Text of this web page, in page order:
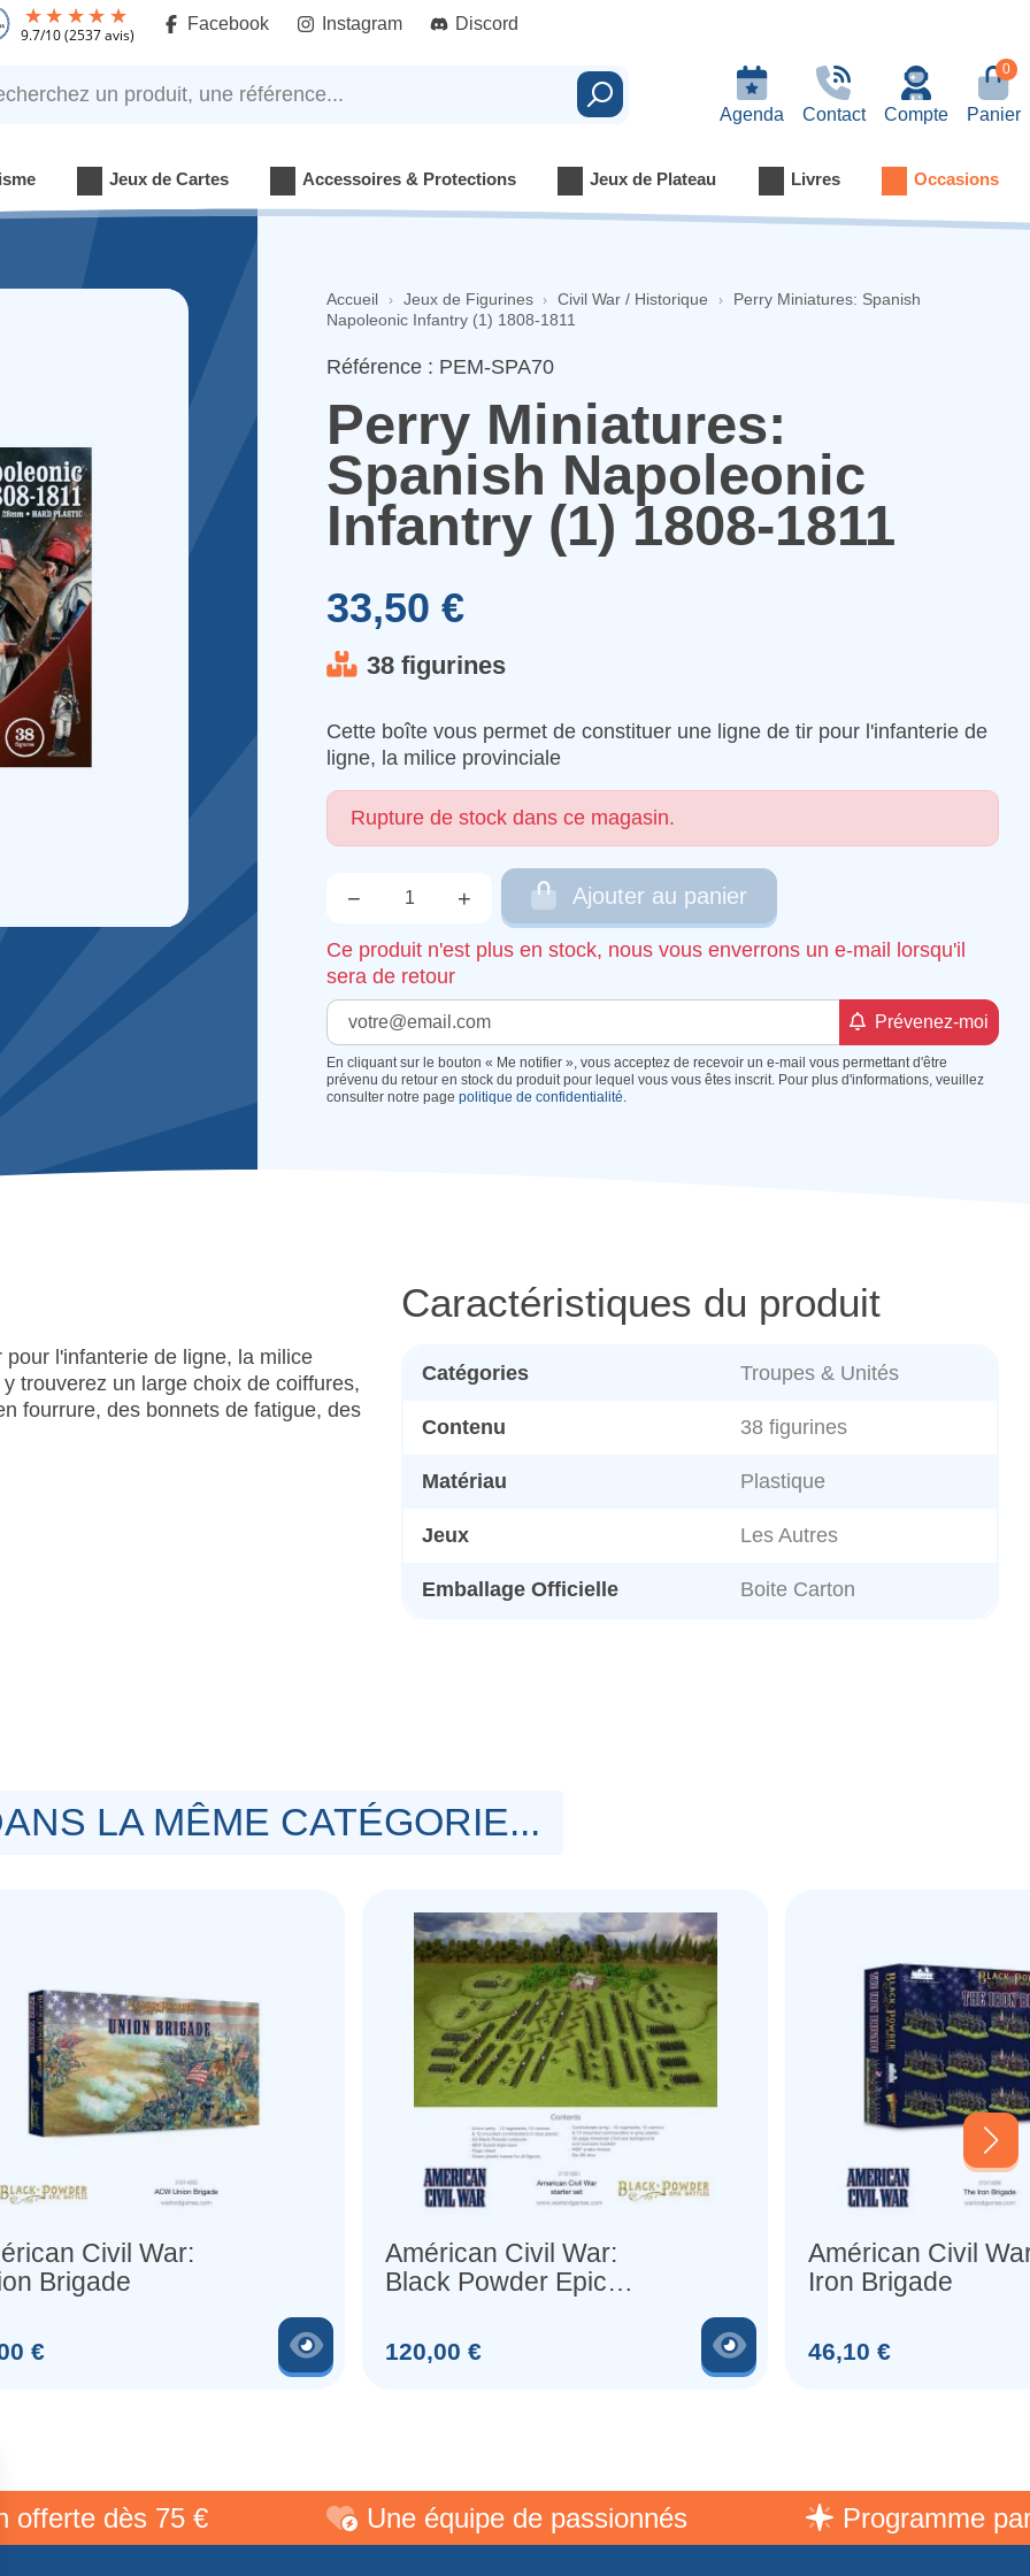
9.7 (2537 avis)
Facebook Instagram Discord
Agenda Contact
un produit, une référence...
Rechercher Compte
0
Panier
Jeux de Cartes Accessoires & Protections Jeux de Plateau Livres Occasions
Accueil Jeux de Figurines Civil War / Historique
Perry Miniatures: Spanish
Napoleonic Infantry (1) 1808-1811
Référence : PEM-SPA70
Perry Miniatures:
Spanish Napoleonic
Infantry (1) 1808-1811
33,50 €
38 figurines
Cette boîte vous permet de constituer une ligne de tir pour l'infanterie de
ligne, la milice provinciale
Rupture de stock dans ce magasin.
− + Ajouter au panier
Ce produit n'est plus en stock, nous vous enverrons un e-mail lorsqu'il
sera de retour
Prévenez-moi
En cliquant sur le bouton « Me notifier », vous acceptez de recevoir un e-mail vous permettant d'être
prévenu du retour en stock du produit pour lequel vous vous êtes inscrit. Pour plus d'informations, veuillez
consulter notre page politique de confidentialité.
l'infanterie de ligne, la milice
trouverez un large choix de coiffures,
fourrure, des bonnets de fatigue, des
Caractéristiques du produit
Catégories Troupes & Unités
Contenu 38 figurines
Matériau Plastique
Jeux Les Autres
Emballage Officielle Boite Carton
LA MÊME CATÉGORIE...
Civil War:
Brigade
€ Voir le produit
Américan Civil War:
Black Powder Epic
Prix
120,00 € Voir le produit
Américan Civil
Iron Brigade
Prix
46,10 €
dès 75 € Une équipe de passionnés Programme